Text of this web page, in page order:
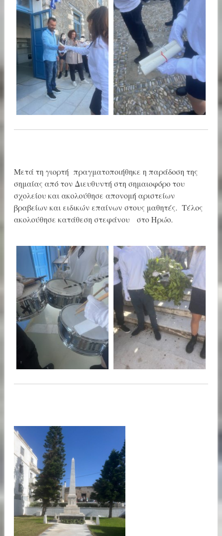
Μετά τη γιορτή πραγματοποιήθηκε η παράδοση της
σημαίας από τον Διευθυντή στη σημαιοφόρο του
σχολείου και ακολούθησε απονομή αριστείων
βραβείων και ειδικών επαίνων στους μαθητές. Τέλος
ακολούθησε κατάθεση στεφάνου στο Ηρώο.